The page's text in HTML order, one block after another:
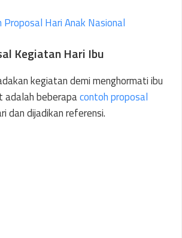
Proposal Hari Anak Nasional
Kegiatan Hari Ibu
kegiatan demi menghormati ibu
adalah beberapacontoh proposal
dan dijadikan referensi.